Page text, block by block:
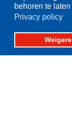
behoren te
Privacy policy
Postbus 59